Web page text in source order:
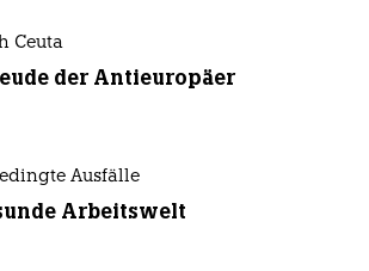
Ceuta
der Antieuropäer
Ausfälle
Arbeitswelt